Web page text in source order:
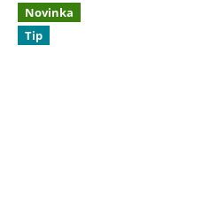
Novinka
Tip